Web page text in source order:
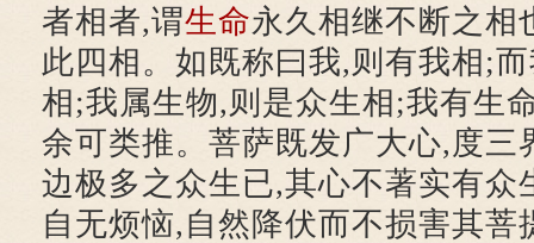
者相者,谓生命永久相继不断之相
此四相。如既称曰我,则有我相;
相;我属生物,则是众生相;我有生
余可类推。菩萨既发广大心,度三
边极多之众生已,其心不著实有众
自无烦恼,自然降伏而不损害其菩